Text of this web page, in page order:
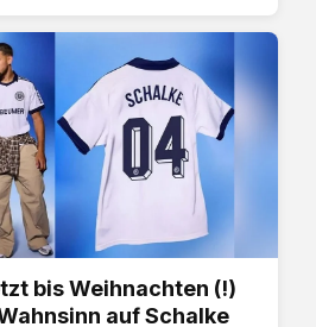
bis Weihnachten (!)
auf Schalke